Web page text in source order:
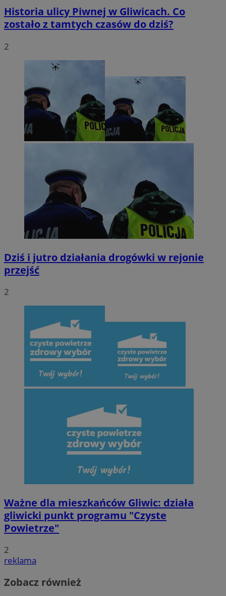
Historia ulicy Piwnej w Gliwicach. Co
zostało z tamtych czasów do dziś?
2
Dziś i jutro działania drogówki w rejonie
przejść
2
Ważne dla mieszkańców Gliwic: działa
gliwicki punkt programu "Czyste
Powietrze"
2
reklama
Zobacz również